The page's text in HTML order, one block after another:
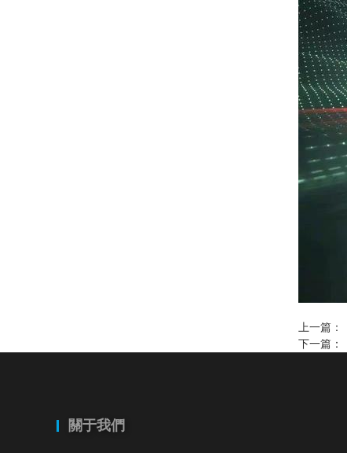
上一篇：
下一篇：
關于我們